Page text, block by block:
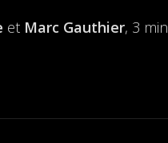
et Marc Gauthier, 3 min